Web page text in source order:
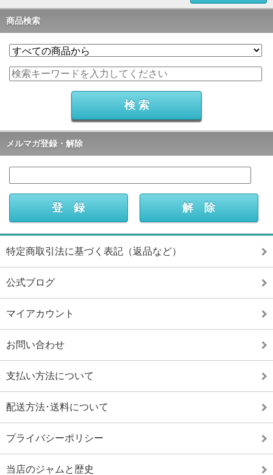
商品検索
メルマガ登録・解除
特定商取引法に基づく表記（返品など）
公式ブログ
マイアカウント
お問い合わせ
支払い方法について
配送方法･送料について
プライバシーポリシー
当店のジャムと歴史